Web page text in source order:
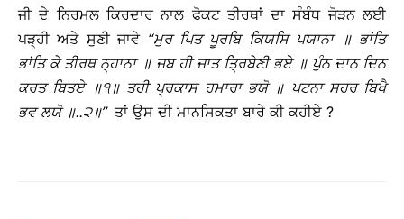
ਜੀ ਦੇ ਨਿਰਮਲ ਕਿਰਦਾਰ ਨਾਲ ਫੋਕਟ ਤੀਰਥਾਂ ਦਾ ਸੰਬੰਧ ਜੋੜਨ ਲਈ
ਪੜ੍ਹੀ ਅਤੇ ਸੁਣੀ ਜਾਵੇ ‘‘ਮੁਰ ਪਿਤ ਪੂਰਬਿ ਕਿਯਸਿ ਪਯਾਨਾ ॥ ਭਾਂਤਿ
ਭਾਂਤਿ ਕੇ ਤੀਰਥ ਨ੍ਹਾਨਾ ॥ ਜਬ ਹੀ ਜਾਤ ਤ੍ਰਿਬੇਣੀ ਭਏ ॥ ਪੁੰਨ ਦਾਨ ਦਿਨ
ਕਰਤ ਬਿਤਏ ॥੧॥ ਤਹੀ ਪ੍ਰਕਾਸ ਹਮਾਰਾ ਭਯੋ ॥ ਪਟਨਾ ਸਹਰ ਬਿਖੈ
ਭਵ ਲਯੋ ॥..੨॥’’ ਤਾਂ ਉਸ ਦੀ ਮਾਨਸਿਕਤਾ ਬਾਰੇ ਕੀ ਕਹੀਏ ?